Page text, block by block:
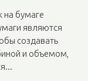
на бумаге
являются
создавать
и объемом,